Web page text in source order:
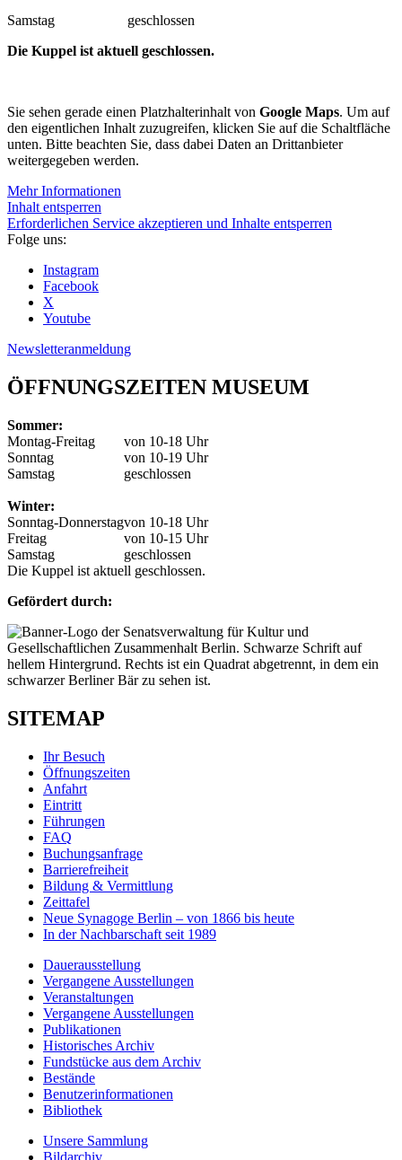
Samstag
geschlossen
Die Kuppel ist aktuell geschlossen.
Sie sehen gerade einen Platzhalterinhalt von Google Maps. Um auf
den eigentlichen Inhalt zuzugreifen, klicken Sie auf die Schaltfläche
unten. Bitte beachten Sie, dass dabei Daten an Drittanbieter
weitergegeben werden.
Mehr Informationen
Inhalt entsperren
Erforderlichen Service akzeptieren und Inhalte entsperren
Folge uns:
Instagram
Facebook
X
Youtube
Newsletteranmeldung
ÖFFNUNGSZEITEN MUSEUM
Sommer:
Montag-Freitag
von 10-18 Uhr
Sonntag
von 10-19 Uhr
Samstag
geschlossen
Winter:
Sonntag-Donnerstagvon 10-18 Uhr
Freitag
von 10-15 Uhr
Samstag
geschlossen
Die Kuppel ist aktuell geschlossen.
Gefördert durch:
SITEMAP
Ihr Besuch
Öffnungszeiten
Anfahrt
Eintritt
Führungen
FAQ
Buchungsanfrage
Barrierefreiheit
Bildung & Vermittlung
Zeittafel
Neue Synagoge Berlin – von 1866 bis heute
In der Nachbarschaft seit 1989
Dauerausstellung
Vergangene Ausstellungen
Veranstaltungen
Vergangene Ausstellungen
Publikationen
Historisches Archiv
Fundstücke aus dem Archiv
Bestände
Benutzerinformationen
Bibliothek
Unsere Sammlung
Bildarchiv